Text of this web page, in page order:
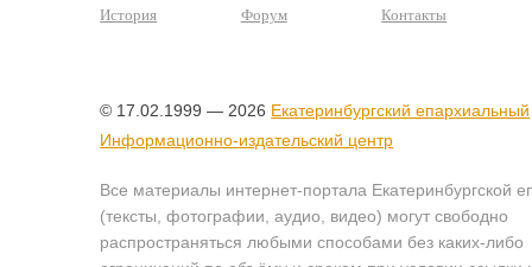
История
Форум
Контакты
© 17.02.1999 — 2026 Екатеринбургский епархиальный
Информационно-издательский центр
Все материалы интернет-портала Екатеринбургской
(тексты, фотографии, аудио, видео) могут свободно
распространяться любыми способами без каких-либо